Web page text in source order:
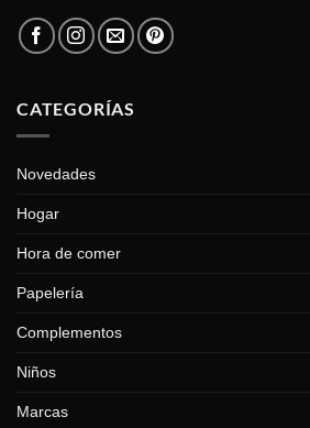
CATEGORÍAS
Novedades
Hogar
Hora de comer
Papelería
Complementos
Niños
Marcas